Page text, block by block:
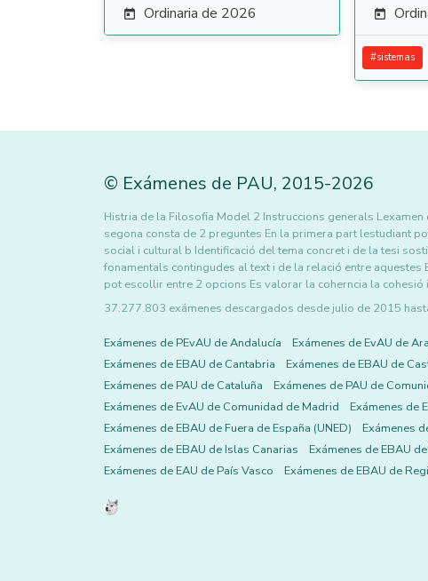
 Ordinaria de 2026 
#sistemas
© Exámenes de PAU, 2015-2026
Histria de la Filosofia Model 2 Instruccions generals
segona consta de 2 preguntes En la primera part lestudiant
social i cultural b Identificació del tema concret i de la tesi
fonamentals contingudes al text i de la relació entre
pot escollir entre 2 opcions Es valorar la coherncia la
37.277.803 exámenes descargados desde julio de 2015
Exámenes de PEvAU de Andalucía Exámenes de EvAU de
Exámenes de EBAU de Cantabria
Exámenes de EBAU de
Exámenes de PAU de Cataluña
Exámenes de PAU de
Exámenes de EvAU de Comunidad de Madrid
Exámenes de
Exámenes de EBAU de Fuera de España (UNED)
Exámenes
Exámenes de EBAU de Islas Canarias
Exámenes de EBAU
Exámenes de EAU de País Vasco
Exámenes de EBAU de